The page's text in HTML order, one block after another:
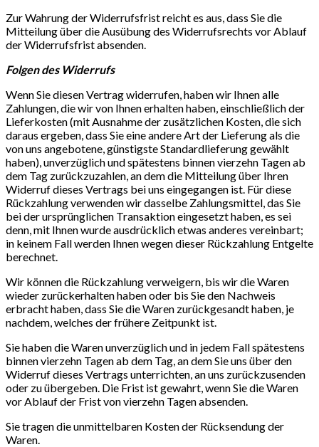
Zur Wahrung der Widerrufsfrist reicht es aus, dass Sie die
Mitteilung über die Ausübung des Widerrufsrechts vor Ablauf
der Widerrufsfrist absenden.
Folgen des Widerrufs
Wenn Sie diesen Vertrag widerrufen, haben wir Ihnen alle
Zahlungen, die wir von Ihnen erhalten haben, einschließlich der
Lieferkosten (mit Ausnahme der zusätzlichen Kosten, die sich
daraus ergeben, dass Sie eine andere Art der Lieferung als die
von uns angebotene, günstigste Standardlieferung gewählt
haben), unverzüglich und spätestens binnen vierzehn Tagen ab
dem Tag zurückzuzahlen, an dem die Mitteilung über Ihren
Widerruf dieses Vertrags bei uns eingegangen ist. Für diese
Rückzahlung verwenden wir dasselbe Zahlungsmittel, das Sie
bei der ursprünglichen Transaktion eingesetzt haben, es sei
denn, mit Ihnen wurde ausdrücklich etwas anderes vereinbart;
in keinem Fall werden Ihnen wegen dieser Rückzahlung Entgelte
berechnet.
Wir können die Rückzahlung verweigern, bis wir die Waren
wieder zurückerhalten haben oder bis Sie den Nachweis
erbracht haben, dass Sie die Waren zurückgesandt haben, je
nachdem, welches der frühere Zeitpunkt ist.
Sie haben die Waren unverzüglich und in jedem Fall spätestens
binnen vierzehn Tagen ab dem Tag, an dem Sie uns über den
Widerruf dieses Vertrags unterrichten, an uns zurückzusenden
oder zu übergeben. Die Frist ist gewahrt, wenn Sie die Waren
vor Ablauf der Frist von vierzehn Tagen absenden.
Sie tragen die unmittelbaren Kosten der Rücksendung der
Waren.